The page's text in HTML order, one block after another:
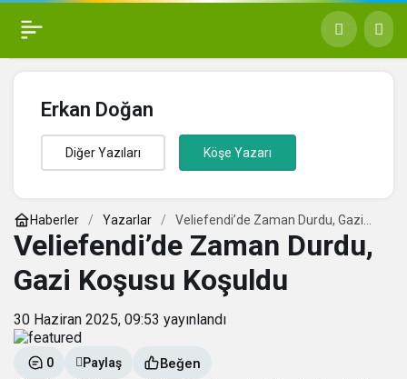
Erkan Doğan
Diğer Yazıları Köşe Yazarı
Haberler Yazarlar
Veliefendi’de Zaman Durdu, Gazi
Koşusu Koşuldu
Veliefendi’de Zaman Durdu,
Gazi Koşusu Koşuldu
30 Haziran 2025, 09:53 yayınlandı
0 Paylaş Beğen